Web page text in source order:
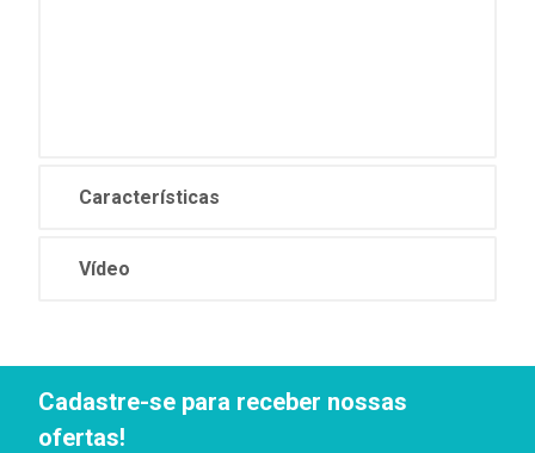
Características
Vídeo
Cadastre-se para receber nossas
ofertas!